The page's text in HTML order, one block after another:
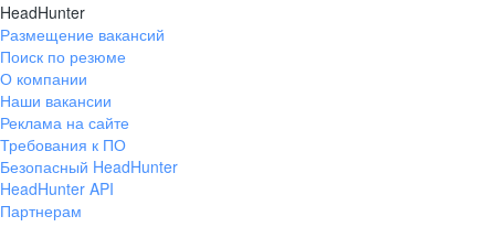
HeadHunter
Размещение вакансий
Поиск по резюме
О компании
Наши вакансии
Реклама на сайте
Требования к ПО
Безопасный HeadHunter
HeadHunter API
Партнерам